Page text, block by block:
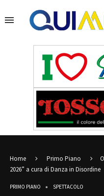
Home Primo Piano
2026” a cura di Danza in Disordine
PRIMO PIANO SPETTACOLO